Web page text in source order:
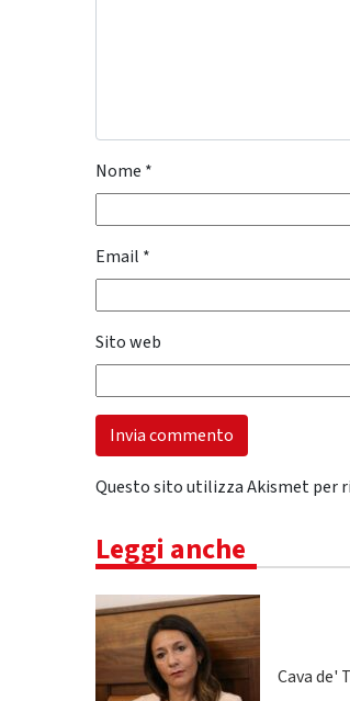
Nome *
Email *
Sito web
Questo sito utilizza Akismet per
Leggi anche
Cava de'